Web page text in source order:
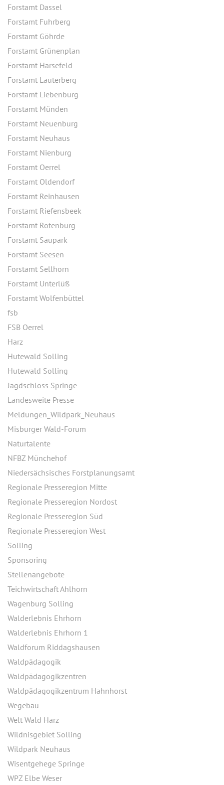
Forstamt Dassel
Forstamt Fuhrberg
Forstamt Göhrde
Forstamt Grünenplan
Forstamt Harsefeld
Forstamt Lauterberg
Forstamt Liebenburg
Forstamt Münden
Forstamt Neuenburg
Forstamt Neuhaus
Forstamt Nienburg
Forstamt Oerrel
Forstamt Oldendorf
Forstamt Reinhausen
Forstamt Riefensbeek
Forstamt Rotenburg
Forstamt Saupark
Forstamt Seesen
Forstamt Sellhorn
Forstamt Unterlüß
Forstamt Wolfenbüttel
fsb
FSB Oerrel
Harz
Hutewald Solling
Hutewald Solling
Jagdschloss Springe
Landesweite Presse
Meldungen_Wildpark_Neuhaus
Misburger Wald-Forum
Naturtalente
NFBZ Münchehof
Niedersächsisches Forstplanungsamt
Regionale Presseregion Mitte
Regionale Presseregion Nordost
Regionale Presseregion Süd
Regionale Presseregion West
Solling
Sponsoring
Stellenangebote
Teichwirtschaft Ahlhorn
Wagenburg Solling
Walderlebnis Ehrhorn
Walderlebnis Ehrhorn 1
Waldforum Riddagshausen
Waldpädagogik
Waldpädagogikzentren
Waldpädagogikzentrum Hahnhorst
Wegebau
Welt Wald Harz
Wildnisgebiet Solling
Wildpark Neuhaus
Wisentgehege Springe
WPZ Elbe Weser